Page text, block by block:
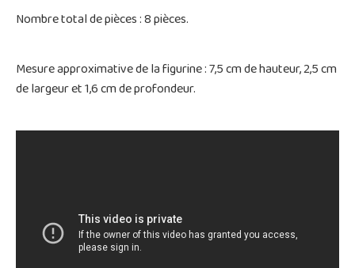
Nombre total de pièces : 8 pièces.
Mesure approximative de la figurine : 7,5 cm de hauteur, 2,5 cm
de largeur et 1,6 cm de profondeur.